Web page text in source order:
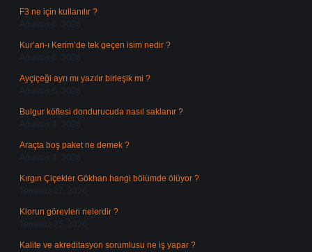
F3 ne için kullanılır ?
Ağustos 6, 2026
Kur’an-ı Kerim’de tek geçen isim nedir ?
Ağustos 6, 2026
Ayçiçeği ayrı mı yazılır birleşik mi ?
Ağustos 5, 2026
Bulgur köftesi dondurucuda nasıl saklanır ?
Ağustos 4, 2026
Araçta boş paket ne demek ?
Ağustos 4, 2026
Kırgın Çiçekler Gökhan hangi bölümde ölüyor ?
Temmuz 27, 2026
Klorun görevleri nelerdir ?
Temmuz 25, 2026
Kalite ve akreditasyon sorumlusu ne iş yapar ?